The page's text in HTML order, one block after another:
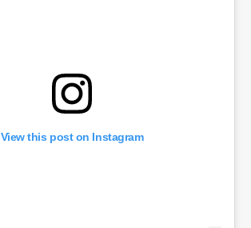
View this post on Instagram